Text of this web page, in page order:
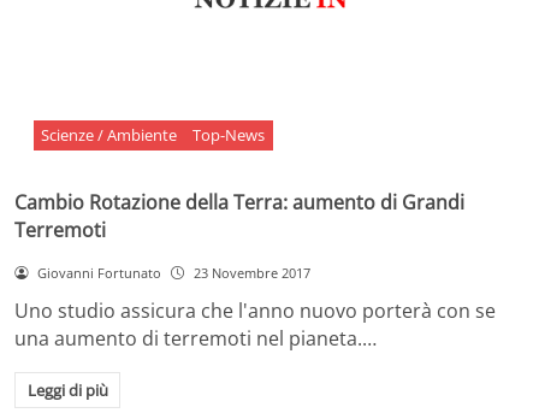
Scienze / Ambiente Top-News
Cambio Rotazione della Terra: aumento di Grandi
Terremoti
Giovanni Fortunato 23 Novembre 2017
Uno studio assicura che l'anno nuovo porterà con se
una aumento di terremoti nel pianeta.…
Leggi di più